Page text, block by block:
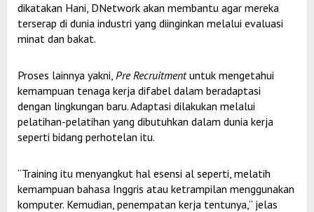
dikatakan Hani, DNetwork akan membantu agar mereka
terserap di dunia industri yang diinginkan melalui evaluasi
minat dan bakat.
Proses lainnya yakni, Pre Recruitmentuntuk mengetahui
kemampuan tenaga kerja difabel dalam beradaptasi
dengan lingkungan baru. Adaptasi dilakukan melalui
pelatihan-pelatihan yang dibutuhkan dalam dunia kerja
seperti bidang perhotelan itu.
“Training itu menyangkut hal esensi al seperti, melatih
kemampuan bahasa Inggris atau ketrampilan menggunakan
komputer. Kemudian, penempatan kerja tentunya,” jelas